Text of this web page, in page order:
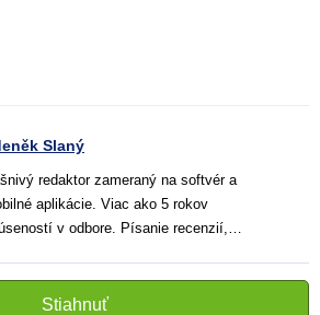
Slaný
redaktor zameraný na softvér a
aplikácie. Viac ako 5 rokov
v odbore. Písanie recenzií,
textov, ktoré pomáhajú
lepšie porozumieť a využiť moderné
Stiahnuť